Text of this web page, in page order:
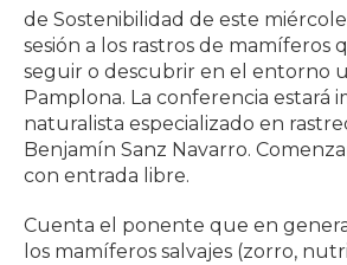
de Sostenibilidad de este
sesión a los rastros de mamíferos
seguir o descubrir en el entorno
Pamplona. La conferencia estará
naturalista especializado en
Benjamín Sanz Navarro.
con entrada libre.
Cuenta el ponente que en
los mamíferos salvajes (zorro,